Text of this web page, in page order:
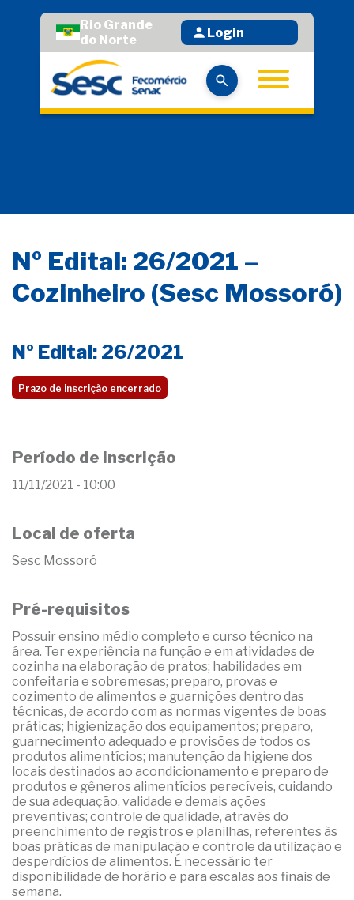
Rio Grande
do Norte
Login
Nº Edital: 26/2021 –
Cozinheiro (Sesc Mossoró)
Nº Edital: 26/2021
Prazo de inscrição encerrado
Período de inscrição
11/11/2021 - 10:00
Local de oferta
Sesc Mossoró
Pré-requisitos
Possuir ensino médio completo e curso técnico na
área. Ter experiência na função e em atividades de
cozinha na elaboração de pratos; habilidades em
confeitaria e sobremesas; preparo, provas e
cozimento de alimentos e guarnições dentro das
técnicas, de acordo com as normas vigentes de boas
práticas; higienização dos equipamentos; preparo,
guarnecimento adequado e provisões de todos os
produtos alimentícios; manutenção da higiene dos
locais destinados ao acondicionamento e preparo de
produtos e gêneros alimentícios perecíveis, cuidando
de sua adequação, validade e demais ações
preventivas; controle de qualidade, através do
preenchimento de registros e planilhas, referentes às
boas práticas de manipulação e controle da utilização e
desperdícios de alimentos. É necessário ter
disponibilidade de horário e para escalas aos finais de
semana.